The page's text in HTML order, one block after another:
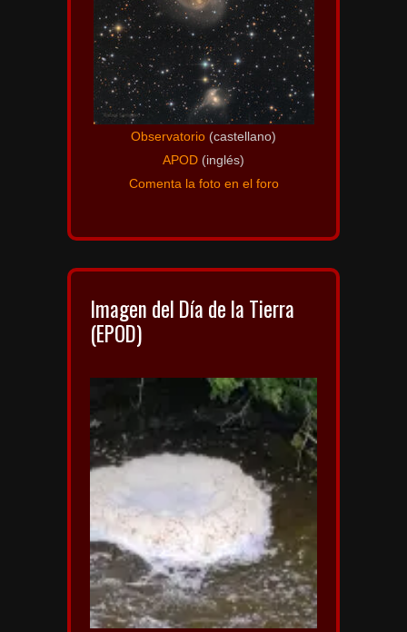
Observatorio (castellano)
APOD (inglés)
Comenta la foto en el foro
Imagen del Día de la Tierra
(EPOD)